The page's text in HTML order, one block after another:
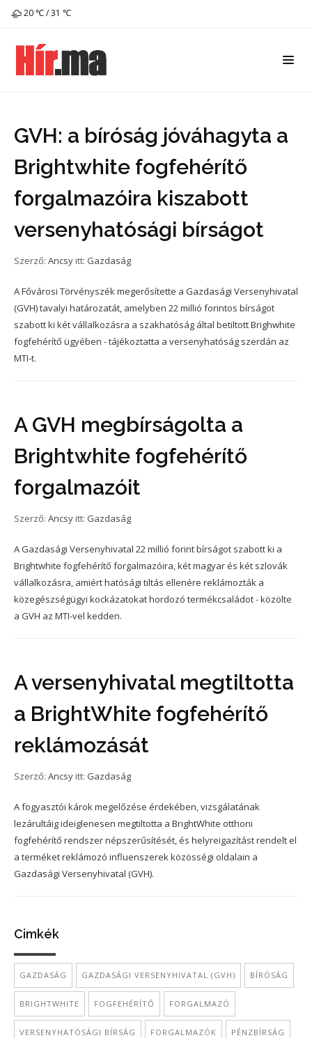
20 ℃ / 31 ℃
GVH: a bíróság jóváhagyta a
Brightwhite fogfehérítő
forgalmazóira kiszabott
versenyhatósági bírságot
Szerző: Ancsy itt: Gazdaság
A Fővárosi Törvényszék megerősítette a Gazdasági Versenyhivatal
(GVH) tavalyi határozatát, amelyben 22 millió forintos bírságot
szabott ki két vállalkozásra a szakhatóság által betiltott Brighwhite
fogfehérítő ügyében - tájékoztatta a versenyhatóság szerdán az
MTI-t.
A GVH megbírságolta a
Brightwhite fogfehérítő
forgalmazóit
Szerző: Ancsy itt: Gazdaság
A Gazdasági Versenyhivatal 22 millió forint bírságot szabott ki a
Brightwhite fogfehérítő forgalmazóira, két magyar és két szlovák
vállalkozásra, amiért hatósági tiltás ellenére reklámozták a
közegészségügyi kockázatokat hordozó termékcsaládot - közölte
a GVH az MTI-vel kedden.
A versenyhivatal megtiltotta
a BrightWhite fogfehérítő
reklámozását
Szerző: Ancsy itt: Gazdaság
A fogyasztói károk megelőzése érdekében, vizsgálatának
lezárultáig ideiglenesen megtiltotta a BrightWhite otthoni
fogfehérítő rendszer népszerűsítését, és helyreigazítást rendelt el
a terméket reklámozó influenszerek közösségi oldalain a
Gazdasági Versenyhivatal (GVH).
Cimkék
GAZDASÁG GAZDASÁGI VERSENYHIVATAL (GVH) BÍRÓSÁG
BRIGHTWHITE FOGFEHÉRÍTŐ FORGALMAZÓ
VERSENYHATÓSÁGI BÍRSÁG FORGALMAZÓK PÉNZBÍRSÁG